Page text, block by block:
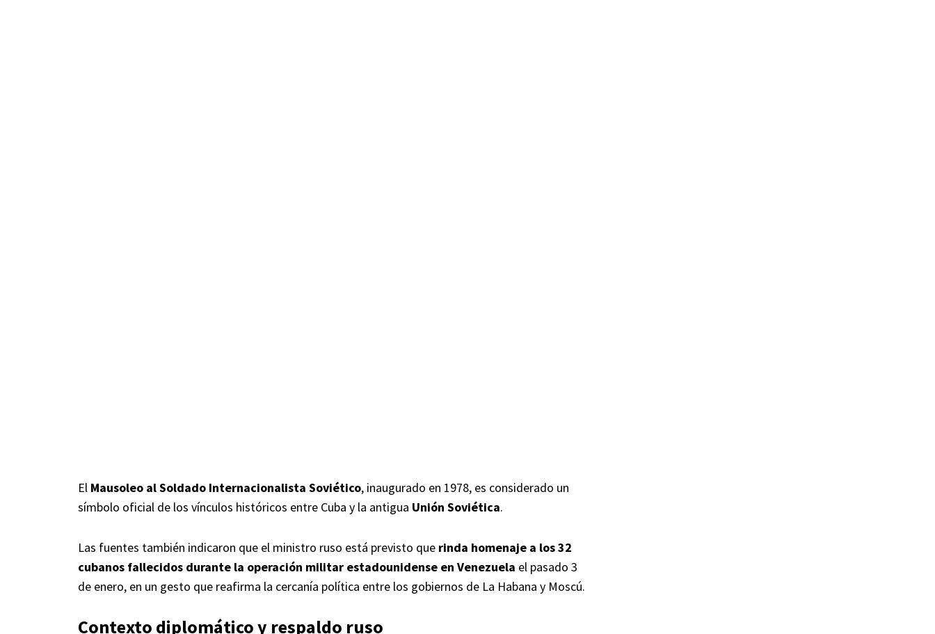
El Mausoleo al Soldado Internacionalista Soviético, inaugurado en 1978, es considerado un
símbolo oficial de los vínculos históricos entre Cuba y la antigua Unión Soviética.
Las fuentes también indicaron que el ministro ruso está previsto que rinda homenaje a los 32
cubanos fallecidos durante la operación militar estadounidense en Venezuela el pasado 3
de enero, en un gesto que reafirma la cercanía política entre los gobiernos de La Habana y Moscú.
Contexto diplomático y respaldo ruso